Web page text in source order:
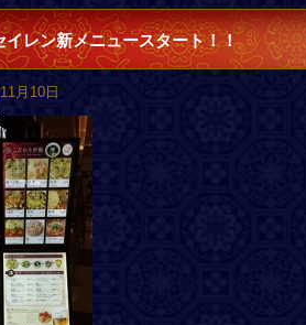
イレン新メニュースタート！！
月10日